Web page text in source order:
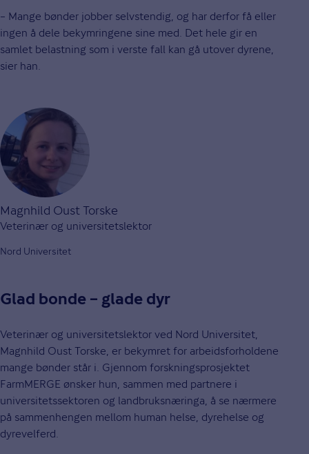
– Mange bønder jobber selvstendig, og har derfor få eller
ingen å dele bekymringene sine med. Det hele gir en
samlet belastning som i verste fall kan gå utover dyrene,
sier han.
Magnhild Oust Torske
Veterinær og universitetslektor
Nord Universitet
Glad bonde – glade dyr
Veterinær og universitetslektor ved Nord Universitet,
Magnhild Oust Torske, er bekymret for arbeidsforholdene
mange bønder står i. Gjennom forskningsprosjektet
FarmMERGE ønsker hun, sammen med partnere i
universitetssektoren og landbruksnæringa, å se nærmere
på sammenhengen mellom human helse, dyrehelse og
dyrevelferd.